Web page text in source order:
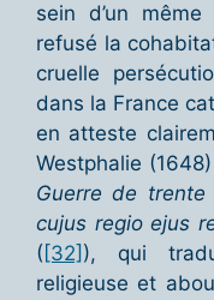
sein d’un
refusé la
cruelle
dans la France
en atteste
Westphalie
Guerre de trente
cujus regio ejus
( [32] ), qui
religieuse et